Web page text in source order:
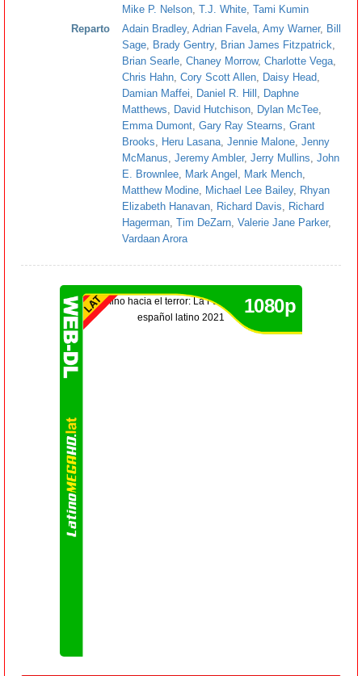
Mike P. Nelson T.J. White Tami Kumin
Reparto
Adain Bradley, Adrian Favela Amy Warner, Bill
Sage
Brady Gentry, Brian James Fitzpatrick
Brian Searle Chaney Morrow, Charlotte Vega
Chris Hahn Cory Scott Allen Daisy Head
Damian Maffei
Daniel R. Hill
Daphne
Matthews
David Hutchison Dylan McTee
Emma Dumont Gary Ray Stearns Grant
Brooks
Heru Lasana Jennie Malone Jenny
McManus Jeremy Ambler, Jerry Mullins John
E. Brownlee
Mark Angel Mark Mench
Matthew Modine
Michael Lee Bailey, Rhyan
Elizabeth Hanavan
Richard Davis
Richard
Hagerman Tim DeZarn Valerie Jane Parker,
Vardaan Arora
1080p